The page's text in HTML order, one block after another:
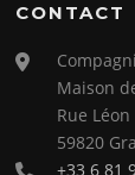
CONTACT
Maison
Rue
59820
+33 6 81